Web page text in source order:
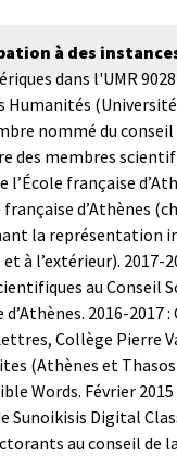
à des
dans l'UMR 9028
Humanités
nommé du conseil
des membres
française
d’Athènes
la représentation
à l’extérieur). 2017-
au Conseil
2016-2017
Collège Pierre
(Athènes et
Words. Février
Sunoikisis Digital
au conseil de